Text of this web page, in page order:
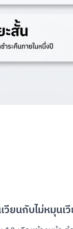
ยนกับไม่หมุนเ